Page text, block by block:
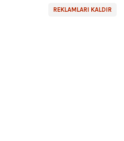
REKLAMLARI KALDIR